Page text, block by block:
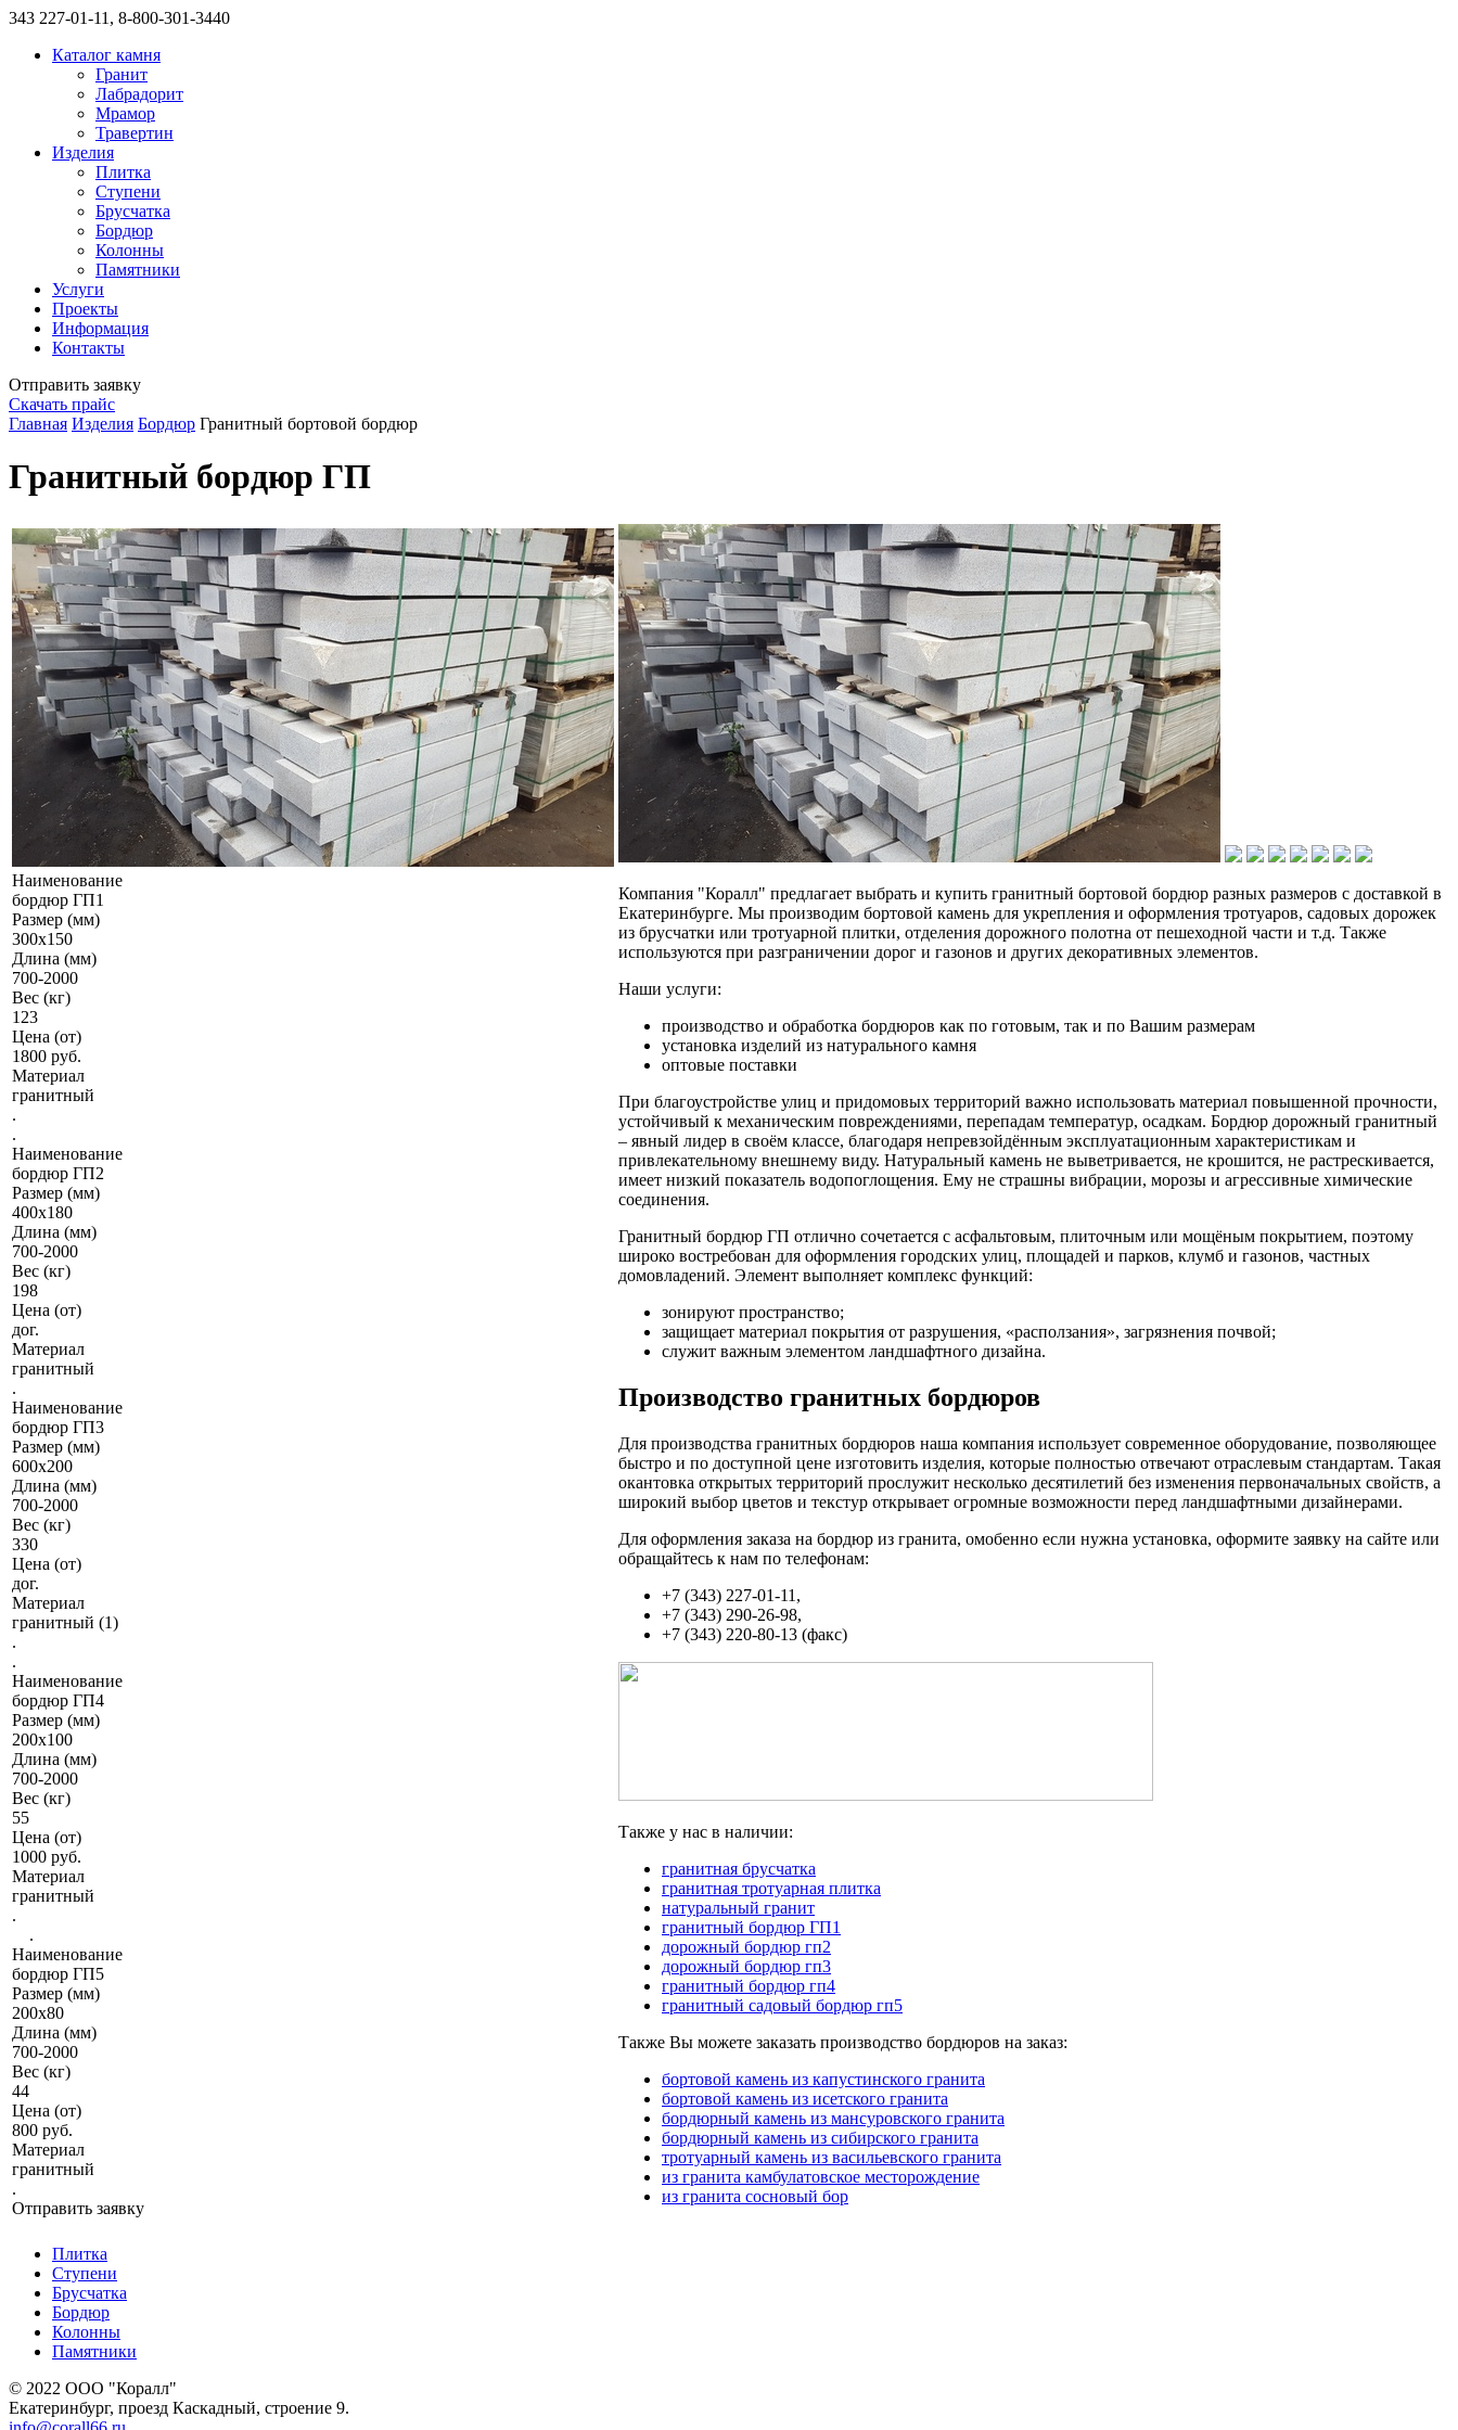
343 227-01-11, 8-800-301-3440
Каталог камня
Гранит
Лабрадорит
Мрамор
Травертин
Изделия
Плитка
Ступени
Брусчатка
Бордюр
Колонны
Памятники
Услуги
Проекты
Информация
Контакты
Отправить заявку
Скачать прайс
Главная Изделия Бордюр Гранитный бортовой бордюр
Гранитный бордюр ГП
Наименование
бордюр ГП1
Размер (мм)
300х150
Длина (мм)
700-2000
Вес (кг)
123
Цена (от)
1800 руб.
Материал
гранитный
.
.
Наименование
бордюр ГП2
Размер (мм)
400х180
Длина (мм)
700-2000
Вес (кг)
198
Цена (от)
дог.
Материал
гранитный
.
Наименование
бордюр ГП3
Размер (мм)
600х200
Длина (мм)
700-2000
Вес (кг)
330
Цена (от)
дог.
Материал
гранитный (1)
.
.
Наименование
бордюр ГП4
Размер (мм)
200х100
Длина (мм)
700-2000
Вес (кг)
55
Цена (от)
1000 руб.
Материал
гранитный
.
.
Наименование
бордюр ГП5
Размер (мм)
200х80
Длина (мм)
700-2000
Вес (кг)
44
Цена (от)
800 руб.
Материал
гранитный
.
Отправить заявку
Компания "Коралл" предлагает выбрать и купить гранитный бортовой бордюр разных размеров с доставкой в
Екатеринбурге. Мы производим бортовой камень для укрепления и оформления тротуаров, садовых дорожек
из брусчатки или тротуарной плитки, отделения дорожного полотна от пешеходной части и т.д. Также
используются при разграничении дорог и газонов и других декоративных элементов.
Наши услуги:
производство и обработка бордюров как по готовым, так и по Вашим размерам
установка изделий из натурального камня
оптовые поставки
При благоустройстве улиц и придомовых территорий важно использовать материал повышенной прочности,
устойчивый к механическим повреждениями, перепадам температур, осадкам. Бордюр дорожный гранитный
– явный лидер в своём классе, благодаря непревзойдённым эксплуатационным характеристикам и
привлекательному внешнему виду. Натуральный камень не выветривается, не крошится, не растрескивается,
имеет низкий показатель водопоглощения. Ему не страшны вибрации, морозы и агрессивные химические
соединения.
Гранитный бордюр ГП отлично сочетается с асфальтовым, плиточным или мощёным покрытием, поэтому
широко востребован для оформления городских улиц, площадей и парков, клумб и газонов, частных
домовладений. Элемент выполняет комплекс функций:
зонируют пространство;
защищает материал покрытия от разрушения, «расползания», загрязнения почвой;
служит важным элементом ландшафтного дизайна.
Производство гранитных бордюров
Для производства гранитных бордюров наша компания использует современное оборудование, позволяющее
быстро и по доступной цене изготовить изделия, которые полностью отвечают отраслевым стандартам. Такая
окантовка открытых территорий прослужит несколько десятилетий без изменения первоначальных свойств, а
широкий выбор цветов и текстур открывает огромные возможности перед ландшафтными дизайнерами.
Для оформления заказа на бордюр из гранита, омобенно если нужна установка, оформите заявку на сайте или
обращайтесь к нам по телефонам:
+7 (343) 227-01-11,
+7 (343) 290-26-98,
+7 (343) 220-80-13 (факс)
Также у нас в наличии:
гранитная брусчатка
гранитная тротуарная плитка
натуральный гранит
гранитный бордюр ГП1
дорожный бордюр гп2
дорожный бордюр гп3
гранитный бордюр гп4
гранитный садовый бордюр гп5
Также Вы можете заказать производство бордюров на заказ:
бортовой камень из капустинского гранита
бортовой камень из исетского гранита
бордюрный камень из мансуровского гранита
бордюрный камень из сибирского гранита
тротуарный камень из васильевского гранита
из гранита камбулатовское месторождение
из гранита сосновый бор
Плитка
Ступени
Брусчатка
Бордюр
Колонны
Памятники
© 2022 ООО "Коралл"
Екатеринбург, проезд Каскадный, строение 9.